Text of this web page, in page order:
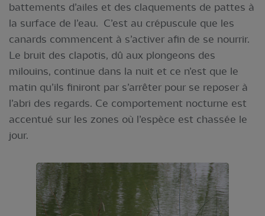
battements d’ailes et des claquements de pattes à
la surface de l’eau. C’est au crépuscule que les
canards commencent à s’activer afin de se nourrir.
Le bruit des clapotis, dû aux plongeons des
milouins, continue dans la nuit et ce n’est que le
matin qu’ils finiront par s’arrêter pour se reposer à
l’abri des regards. Ce comportement nocturne est
accentué sur les zones où l’espèce est chassée le
jour.